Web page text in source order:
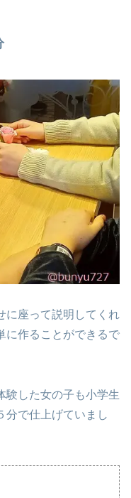
に座って説明してくれ
に作ることができるで
験した女の子も小学生
分で仕上げていまし